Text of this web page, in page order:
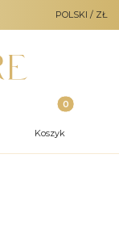
POLSKI / ZŁ
Produkty w
Koszyk